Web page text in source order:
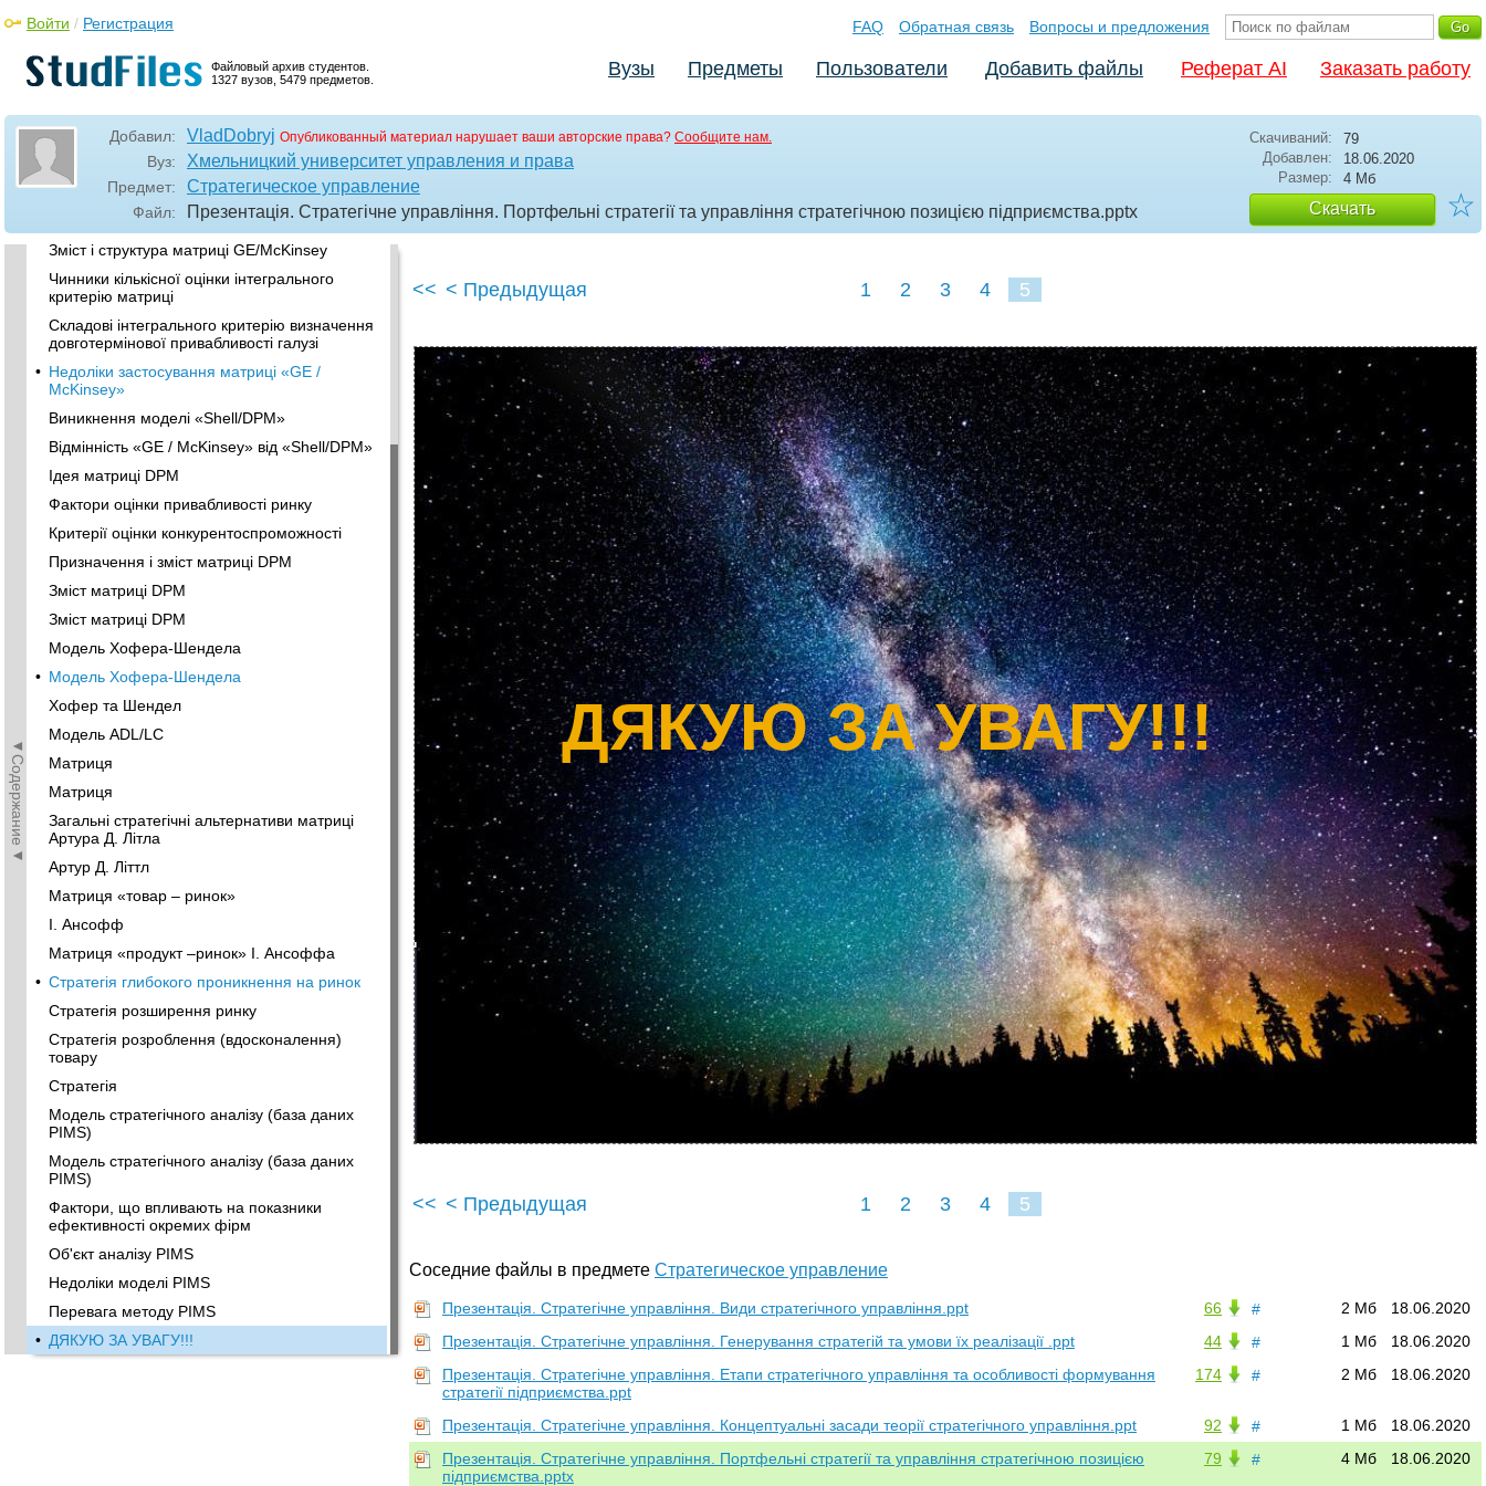
Файловый архив студентов.
1327 вузов, 5479 предметов.
Войти / Регистрация FAQ Обратная связь Вопросы и предложения
Вузы Предметы Пользователи Добавить файлы Реферат AI Заказать работу
Добавил: VladDobryj Опубликованный материал нарушает ваши авторские права? Сообщите нам.
Вуз: Хмельницкий университет управления и права
Предмет: Стратегическое управление
Файл: Презентація. Стратегічне управління. Портфельні стратегії та управління стратегічною позицією підприємства.pptx
Скачиваний:
79
Добавлен:
18.06.2020
Размер:
4 Мб
Скачать ☆
◄Содержание◄
стратегічною
Переваги застосування матриці «GE /
McKinsey»
Зміст і структура матриці GE/McKinsey
Зміст і структура матриці GE/McKinsey
Зміст і структура матриці GE/McKinsey
Зміст і структура матриці GE/McKinsey
Зміст і структура матриці GE/McKinsey
Чинники кількісної оцінки інтегрального
критерію матриці
Складові інтегрального критерію визначення
довготермінової привабливості галузі
• Недоліки застосування матриці «GE /
McKinsey»
Виникнення моделі «Shell/DPM»
Відмінність «GE / McKinsey» від «Shell/DPM»
Ідея матриці DPM
Фактори оцінки привабливості ринку
Критерії оцінки конкурентоспроможності
Призначення і зміст матриці DPM
Зміст матриці DPM
Зміст матриці DPM
Модель Хофера-Шендела
• Модель Хофера-Шендела
Хофер та Шендел
Модель ADL/LC
Матриця
Матриця
Загальні стратегічні альтернативи матриці
Артура Д. Літла
Артур Д. Літтл
Матриця «товар – ринок»
І. Ансофф
Матриця «продукт –ринок» І. Ансоффа
• Стратегія глибокого проникнення на ринок
Стратегія розширення ринку
Стратегія розроблення (вдосконалення)
товару
Стратегія
Модель стратегічного аналізу (база даних
PIMS)
Модель стратегічного аналізу (база даних
PIMS)
Фактори, що впливають на показники
ефективності окремих фірм
Об'єкт аналізу PIMS
Недоліки моделі PIMS
Перевага методу PIMS
• ДЯКУЮ ЗА УВАГУ!!!
<< < Предыдущая 1 2 3 4 5
ДЯКУЮ ЗА УВАГУ!!!
<< < Предыдущая 1 2 3 4 5
Соседние файлы в предмете Стратегическое управление
# 18.06.2020
2 Мб
66
Презентація. Стратегічне управління. Види стратегічного управління.ppt
#
18.06.2020
1 Мб
44
Презентація. Стратегічне управління. Генерування стратегій та умови їх реалізації .ppt
#
18.06.2020
2 Мб
174
Презентація. Стратегічне управління. Етапи стратегічного управління та особливості формування
стратегії підприємства.ppt
#
18.06.2020
1 Мб
92
Презентація. Стратегічне управління. Концептуальні засади теорії стратегічного управління.ppt
#
18.06.2020
4 Мб
79
Презентація. Стратегічне управління. Портфельні стратегії та управління стратегічною позицією
підприємства.pptx